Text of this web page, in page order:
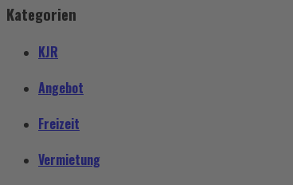
Kategorien
KJR
Angebot
Freizeit
Vermietung